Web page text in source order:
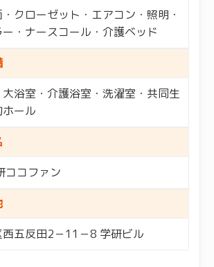
クローゼット・エアコン・照明・
・ナースコール・介護ベッド
浴室・介護浴室・洗濯室・共同生
ール
ココファン
五反田2－11－8 学研ビル